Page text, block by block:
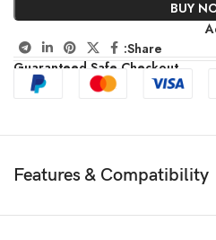
BUY
Share:
Guaranteed Safe Checkout
Features & Compatibility